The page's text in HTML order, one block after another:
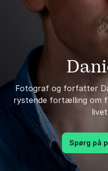
Fotograf og forfatter
rystende fortælling om
Spørg på